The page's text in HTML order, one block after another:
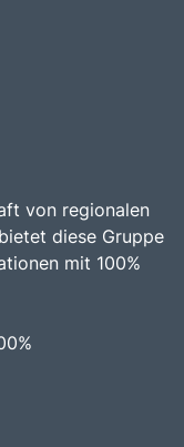
von regionalen
diese Gruppe
mit 100%